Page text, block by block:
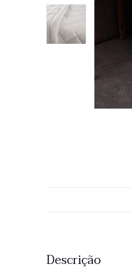
Descrição